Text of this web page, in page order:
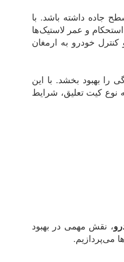
جاده داشته باشد. با
و عمر لاستیک‌ها
خودرو به ارمغان
را بهبود بخشد. با این
نوع کیت تعلیق، شرایط
، نقش مهمی در بهبود
می‌پردازیم.